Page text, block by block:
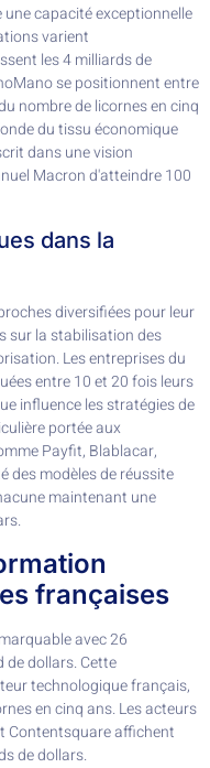
capacité exceptionnelle
varient
les 4 milliards de
se positionnent entre
nombre de licornes en cinq
du tissu économique
dans une vision
Macron d'atteindre 100
dans la
diversifiées pour leur
sur la stabilisation des
Les entreprises du
entre 10 et 20 fois leurs
influence les stratégies de
portée aux
Payfit, Blablacar,
des modèles de réussite
maintenant une
françaises
avec 26
de dollars. Cette
technologique français,
en cinq ans. Les acteurs
Contentsquare affichent
de dollars.